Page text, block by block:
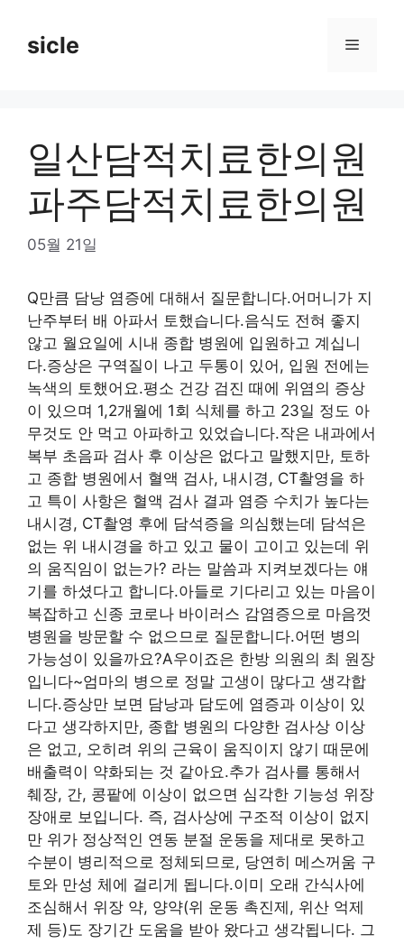
contentsicle Menu
일산담적치료한의원
파주담적치료한의원
05월 21일
Q만큼 담낭 염증에 대해서 질문합니다.어머니가 지
난주부터 배 아파서 토했습니다.음식도 전혀 좋지
않고 월요일에 시내 종합 병원에 입원하고 계십니
다.증상은 구역질이 나고 두통이 있어, 입원 전에는
녹색의 토했어요.평소 건강 검진 때에 위염의 증상
이 있으며 1,2개월에 1회 식체를 하고 23일 정도 아
무것도 안 먹고 아파하고 있었습니다.작은 내과에서
복부 초음파 검사 후 이상은 없다고 말했지만, 토하
고 종합 병원에서 혈액 검사, 내시경, CT촬영을 하
고 특이 사항은 혈액 검사 결과 염증 수치가 높다는
내시경, CT촬영 후에 담석증을 의심했는데 담석은
없는 위 내시경을 하고 있고 물이 고이고 있는데 위
의 움직임이 없는가? 라는 말씀과 지켜보겠다는 얘
기를 하셨다고 합니다.아들로 기다리고 있는 마음이
복잡하고 신종 코로나 바이러스 감염증으로 마음껏
병원을 방문할 수 없으므로 질문합니다.어떤 병의
가능성이 있을까요?A우이죠은 한방 의원의 최 원장
입니다~엄마의 병으로 정말 고생이 많다고 생각합
니다.증상만 보면 담낭과 담도에 염증과 이상이 있
다고 생각하지만, 종합 병원의 다양한 검사상 이상
은 없고, 오히려 위의 근육이 움직이지 않기 때문에
배출력이 약화되는 것 같아요.추가 검사를 통해서
췌장, 간, 콩팥에 이상이 없으면 심각한 기능성 위장
장애로 보입니다. 즉, 검사상에 구조적 이상이 없지
만 위가 정상적인 연동 분절 운동을 제대로 못하고
수분이 병리적으로 정체되므로, 당연히 메스꺼움 구
토와 만성 체에 걸리게 됩니다.이미 오래 간식사에
조심해서 위장 약, 양약(위 운동 촉진제, 위산 억제
제 등)도 장기간 도움을 받아 왔다고 생각됩니다. 그